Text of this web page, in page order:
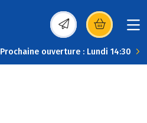
(s’ouvre dans une
Prochaine ouverture : Lundi 14:30